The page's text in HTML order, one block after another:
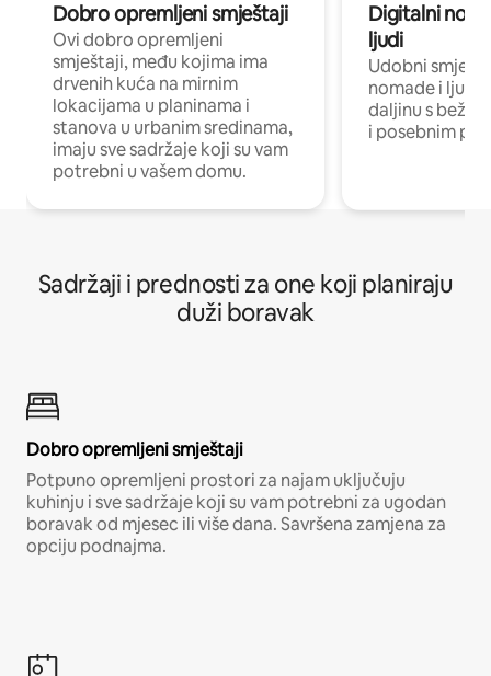
Dobro opremljeni smještaji
Ovi dobro opremljeni
smještaji, među kojima ima
drvenih kuća na mirnim
lokacijama u planinama i
stanova u urbanim sredinama,
imaju sve sadržaje koji su vam
potrebni u vašem domu.
Digitalni
ljudi
Udobni
nomade i ljude
daljinu s
i posebnim
Sadržaji i prednosti za one koji planiraju
duži boravak
Dobro opremljeni smještaji
Potpuno opremljeni prostori za najam uključuju
kuhinju i sve sadržaje koji su vam potrebni za ugodan
boravak od mjesec ili više dana. Savršena zamjena za
opciju podnajma.